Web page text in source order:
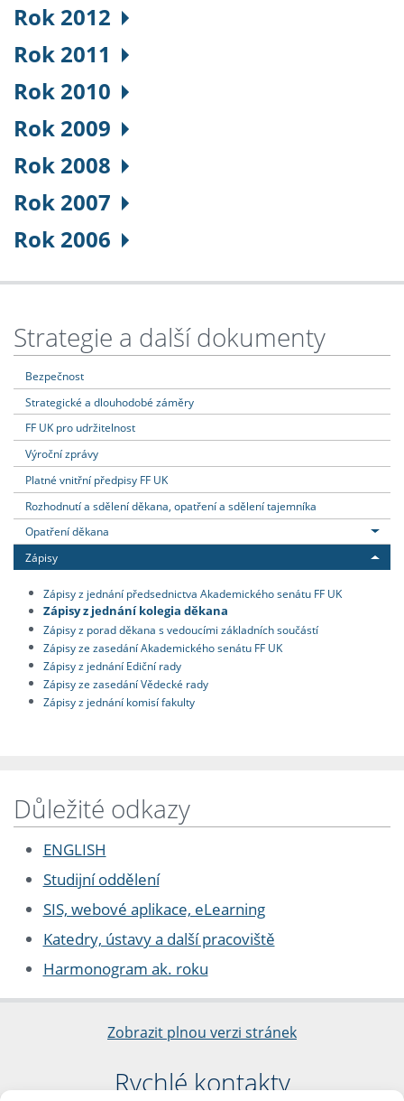
Rok 2012
Rok 2011
Rok 2010
Rok 2009
Rok 2008
Rok 2007
Rok 2006
Strategie a další dokumenty
Bezpečnost
Strategické a dlouhodobé záměry
FF UK pro udržitelnost
Výroční zprávy
Platné vnitřní předpisy FF UK
Rozhodnutí a sdělení děkana, opatření a sdělení tajemníka
Opatření děkana
Zápisy
Zápisy z jednání předsednictva Akademického senátu FF UK
Zápisy z jednání kolegia děkana
Zápisy z porad děkana s vedoucími základních součástí
Zápisy ze zasedání Akademického senátu FF UK
Zápisy z jednání Ediční rady
Zápisy ze zasedání Vědecké rady
Zápisy z jednání komisí fakulty
Důležité odkazy
ENGLISH
Studijní oddělení
SIS, webové aplikace, eLearning
Katedry, ústavy a další pracoviště
Harmonogram ak. roku
Zobrazit plnou verzi stránek
Rychlé kontakty